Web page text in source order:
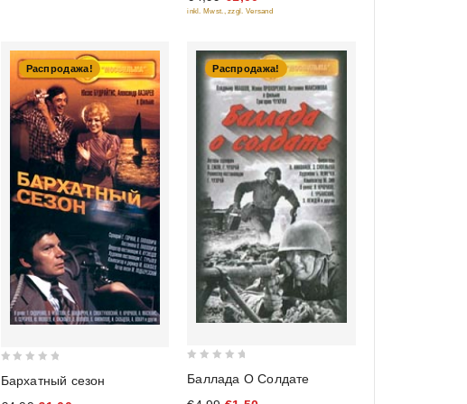
inkl. Mwst., zzgl. Versand
Распродажа!
out
Бархатный сезон
Распродажа!
Баллада О Солдате